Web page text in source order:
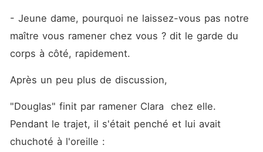
- Jeune dame, pourquoi ne laissez-vous pas notre
maître vous ramener chez vous ? dit le garde du
corps à côté, rapidement.
Après un peu plus de discussion,
"Douglas" finit par ramener Clara  chez elle.
Pendant le trajet, il s'était penché et lui avait
chuchoté à l'oreille :